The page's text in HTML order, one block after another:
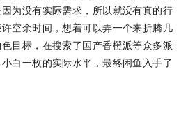
为没有实际需求，所以就没有真的行
空余时间，想着可以弄一个来折腾几
目标，在搜索了国产香橙派等众多派
白一枚的实际水平，最终闲鱼入手了